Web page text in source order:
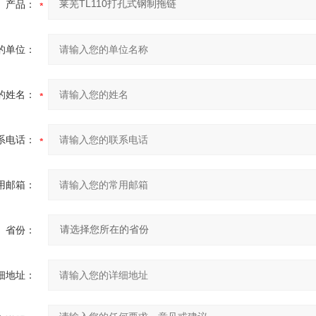
产品：
单位：
姓名：
电话：
邮箱：
省份：
地址：